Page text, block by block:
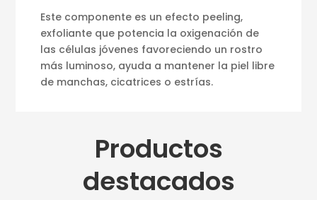
Este componente es un efecto peeling,
exfoliante que potencia la oxigenación de
las células jóvenes favoreciendo un rostro
más luminoso, ayuda a mantener la piel libre
de manchas, cicatrices o estrías.
Productos
destacados